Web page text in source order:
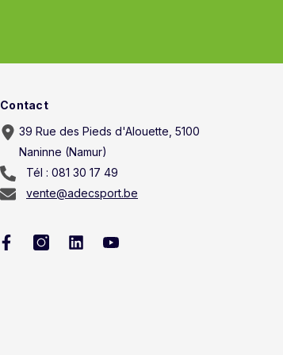
Contact
39 Rue des Pieds d'Alouette, 5100
Naninne (Namur)
Tél : 081 30 17 49
vente@adecsport.be